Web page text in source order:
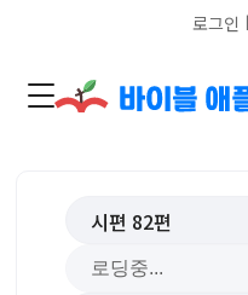
로그인 ㅣ
시편 82편